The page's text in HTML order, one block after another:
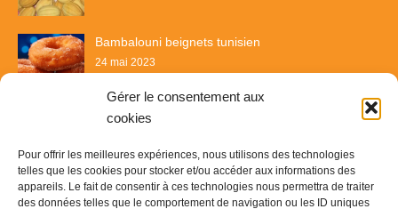
Gérer le consentement aux
cookies
Pour offrir les meilleures expériences, nous utilisons des technologies
telles que les cookies pour stocker et/ou accéder aux informations des
appareils. Le fait de consentir à ces technologies nous permettra de traiter
des données telles que le comportement de navigation ou les ID uniques
Bambalouni beignets tunisien
24 mai 2023